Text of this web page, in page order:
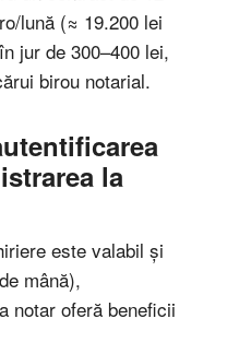
lună (≈ 19.200 lei
jur de 300–400 lei,
birou notarial.
la
este valabil și
mână),
notar oferă beneficii